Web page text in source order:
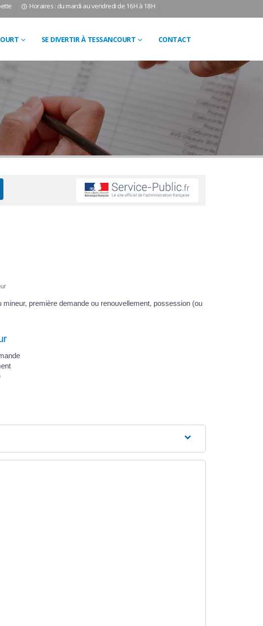
Horaires : du mardi au vendredi de 16H à 18H
SE DIVERTIR À TESSANCOURT CONTACT
première demande ou renouvellement, possession (ou